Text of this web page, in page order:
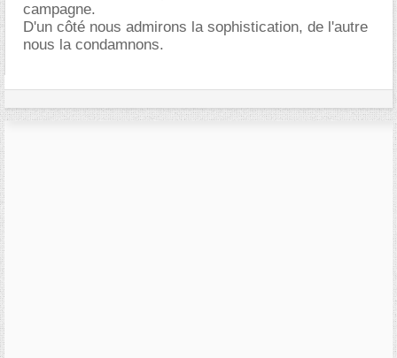
campagne.
D'un côté nous admirons la sophistication, de l'autre
nous la condamnons.